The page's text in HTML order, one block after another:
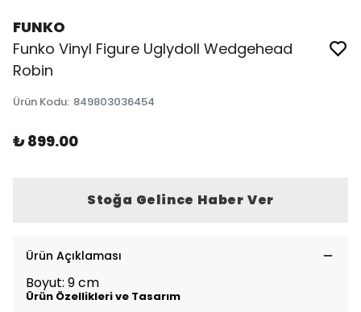
FUNKO
Funko Vinyl Figure Uglydoll Wedgehead
Robin
Ürün Kodu: 849803036454
₺ 899.00
Stoğa Gelince Haber Ver
Ürün Açıklaması
Boyut: 9 cm
Ürün Özellikleri ve Tasarım